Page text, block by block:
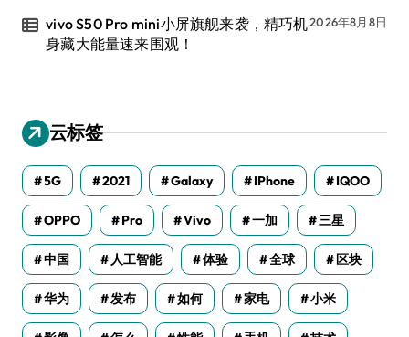
vivo S50 Pro mini小屏旗舰来袭，精巧机
身藏大能量速来围观！
2026年8月8日
云标签
5G 2021 Galaxy IPhone IQOO
OPPO Pro Vivo 一加 三星
中国 人工智能 体验 全球 区块
华为 发布 如何 家电 小米